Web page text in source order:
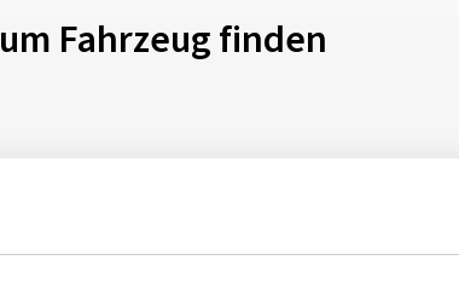
Fahrzeug finden